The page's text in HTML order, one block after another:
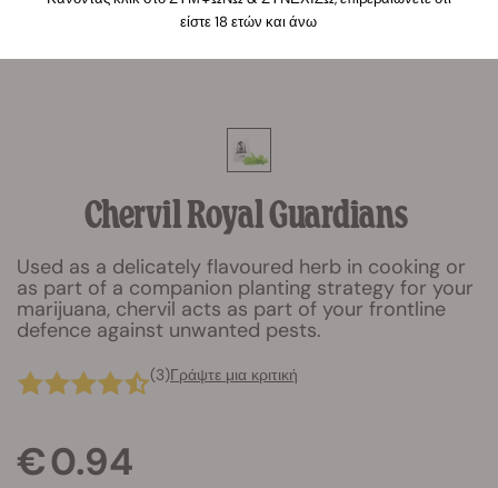
Chervil Royal Guardians
Used as a delicately flavoured herb in cooking or
as part of a companion planting strategy for your
marijuana, chervil acts as part of your frontline
defence against unwanted pests.
(3)Γράψτε μια κριτική
€ 0.94
είστε 18 ετών και άνω